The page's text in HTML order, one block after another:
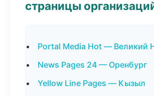
страницы
Portal Media Hot — Великий
News Pages 24 — Оренбург
Yellow Line Pages — Кызыл